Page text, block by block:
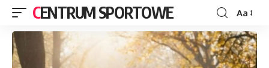
CENTRUM SPORTOWE Aa